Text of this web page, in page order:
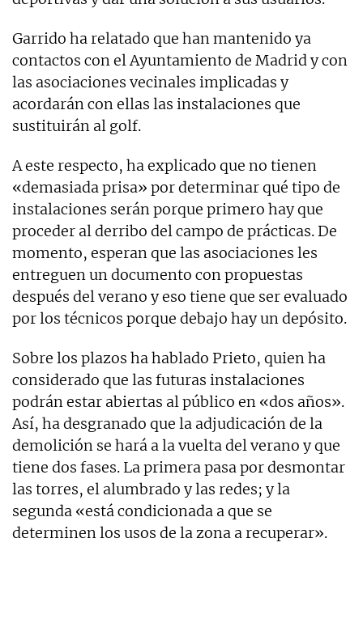
Garrido ha relatado que han mantenido ya
contactos con el Ayuntamiento de Madrid y con
las asociaciones vecinales implicadas y
acordarán con ellas las instalaciones que
sustituirán al golf.
A este respecto, ha explicado que no tienen
«demasiada prisa» por determinar qué tipo de
instalaciones serán porque primero hay que
proceder al derribo del campo de prácticas. De
momento, esperan que las asociaciones les
entreguen un documento con propuestas
después del verano y eso tiene que ser evaluado
por los técnicos porque debajo hay un depósito.
Sobre los plazos ha hablado Prieto, quien ha
considerado que las futuras instalaciones
podrán estar abiertas al público en «dos años».
Así, ha desgranado que la adjudicación de la
demolición se hará a la vuelta del verano y que
tiene dos fases. La primera pasa por desmontar
las torres, el alumbrado y las redes; y la
segunda «está condicionada a que se
determinen los usos de la zona a recuperar».